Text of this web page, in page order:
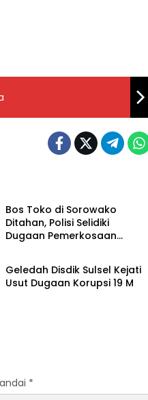
Bos Toko di Sorowako
Ditahan, Polisi Selidiki
Dugaan Pemerkosaan
Input Hukrim
Geledah Disdik Sulsel Kejati
Usut Dugaan Korupsi 19 M
*